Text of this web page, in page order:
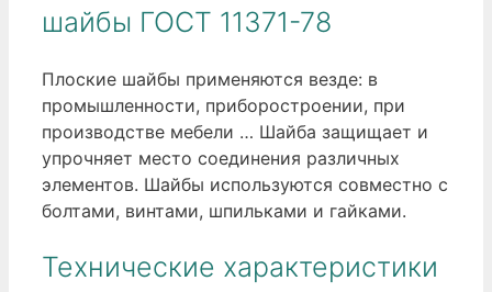
шайбы ГОСТ 11371-78
Плоские шайбы применяются везде: в
промышленности, приборостроении, при
производстве мебели … Шайба защищает и
упрочняет место соединения различных
элементов. Шайбы используются совместно с
болтами, винтами, шпильками и гайками.
Технические характеристики